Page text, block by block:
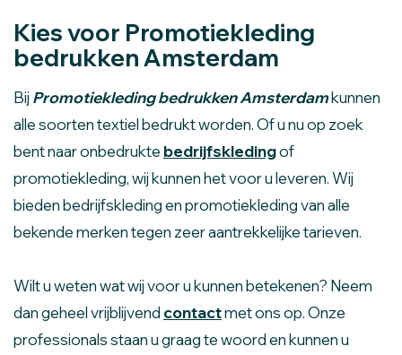
Kies voor Promotiekleding
bedrukken Amsterdam
Bij Promotiekleding bedrukken Amsterdamkunnen
alle soorten textiel bedrukt worden. Of u nu op zoek
bent naar onbedrukte bedrijfskledingof
promotiekleding, wij kunnen het voor u leveren. Wij
bieden bedrijfskleding en promotiekleding van alle
bekende merken tegen zeer aantrekkelijke tarieven.
Wilt u weten wat wij voor u kunnen betekenen? Neem
dan geheel vrijblijvend contactmet ons op. Onze
professionals staan u graag te woord en kunnen u